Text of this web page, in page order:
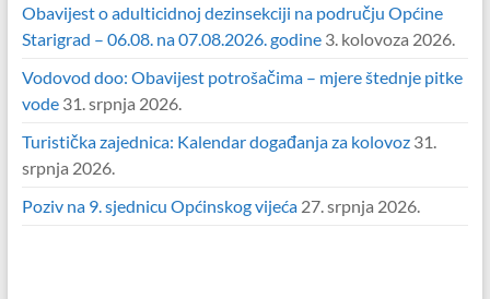
Obavijest o adulticidnoj dezinsekciji na području Općine
Starigrad – 06.08. na 07.08.2026. godine 3. kolovoza 2026.
Vodovod doo: Obavijest potrošačima – mjere štednje pitke
vode 31. srpnja 2026.
Turistička zajednica: Kalendar događanja za kolovoz 31.
srpnja 2026.
Poziv na 9. sjednicu Općinskog vijeća 27. srpnja 2026.